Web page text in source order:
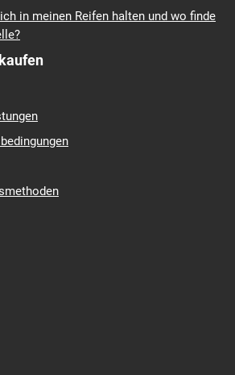
in meinen Reifen halten und wo finde